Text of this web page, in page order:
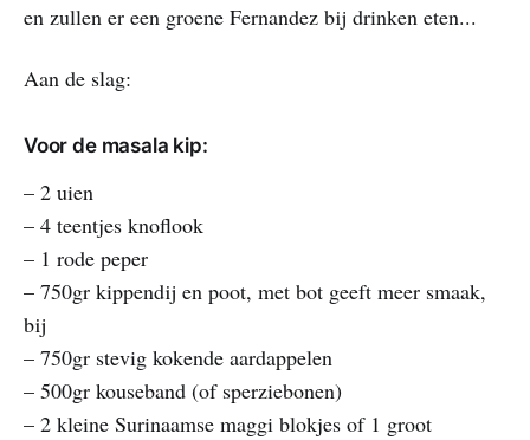
en zullen er een groene Fernandez bij drinken eten...
Aan de slag:
Voor de masala kip:
– 2 uien
– 4 teentjes knoflook
– 1 rode peper
– 750gr kippendij en poot, met bot geeft meer smaak,
bij
– 750gr stevig kokende aardappelen
– 500gr kouseband (of sperziebonen)
– 2 kleine Surinaamse maggi blokjes of 1 groot